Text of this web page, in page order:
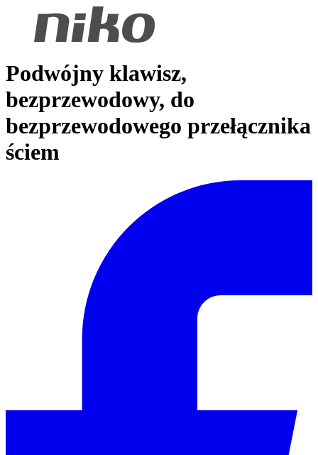
Podwójny klawisz,
bezprzewodowy, do
bezprzewodowego przełącznika
ściem